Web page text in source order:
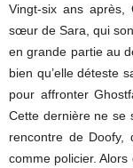
Vingt-six ans après,
sœur de Sara, qui
en grande partie au
bien qu’elle déteste
pour affronter
Cette dernière ne se
rencontre de Doofy,
comme policier.